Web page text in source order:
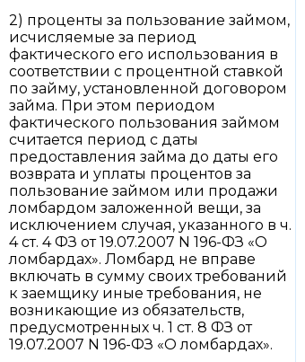
2) проценты за пользование займом,
исчисляемые за период
фактического его использования в
соответствии с процентной ставкой
по займу, установленной договором
займа. При этом периодом
фактического пользования займом
считается период с даты
предоставления займа до даты его
возврата и уплаты процентов за
пользование займом или продажи
ломбардом заложенной вещи, за
исключением случая, указанного в ч.
4 ст. 4 ФЗ от 19.07.2007 N 196-ФЗ «О
ломбардах». Ломбард не вправе
включать в сумму своих требований
к заемщику иные требования, не
возникающие из обязательств,
предусмотренных ч. 1 ст. 8 ФЗ от
19.07.2007 N 196-ФЗ «О ломбардах».